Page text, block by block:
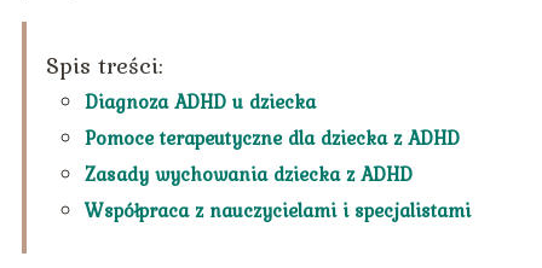
Spis treści:
Diagnoza ADHD u dziecka
Pomoce terapeutyczne dla dziecka z ADHD
Zasady wychowania dziecka z ADHD
Współpraca z nauczycielami i specjalistami